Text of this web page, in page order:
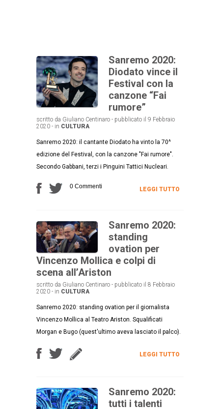
Sanremo 2020:
Diodato vince il
Festival con la
canzone “Fai
rumore”
scritto da Giuliano Centinaro - pubblicato il 9 Febbraio
2020 - in CULTURA
Sanremo 2020: il cantante Diodato ha vinto la 70^
edizione del Festival, con la canzone "Fai rumore".
Secondo Gabbani, terzi i Pinguini Tattici Nucleari.
0 Commenti LEGGI TUTTO
Sanremo 2020:
standing
ovation per
Vincenzo Mollica e colpi di
scena all’Ariston
scritto da Giuliano Centinaro - pubblicato il 8 Febbraio
2020 - in CULTURA
Sanremo 2020: standing ovation per il giornalista
Vincenzo Mollica al Teatro Ariston. Squalificati
Morgan e Bugo (quest'ultimo aveva lasciato il palco).
LEGGI TUTTO
Sanremo 2020:
tutti i talenti